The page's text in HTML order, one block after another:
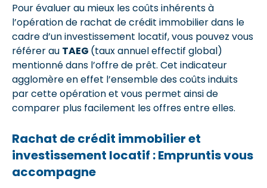
Pour évaluer au mieux les coûts inhérents à
l’opération de rachat de crédit immobilier dans le
cadre d’un investissement locatif, vous pouvez vous
référer au TAEG (taux annuel effectif global)
mentionné dans l’offre de prêt. Cet indicateur
agglomère en effet l’ensemble des coûts induits
par cette opération et vous permet ainsi de
comparer plus facilement les offres entre elles.
Rachat de crédit immobilier et
investissement locatif : Empruntis vous
accompagne